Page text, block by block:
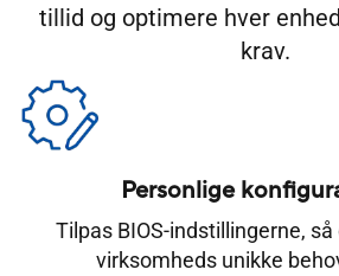
tillid og optimere hver
krav.
Personlige
Tilpas BIOS-indstillingerne,
virksomheds unikke